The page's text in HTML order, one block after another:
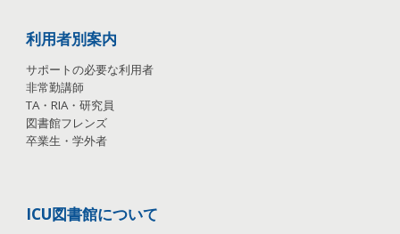
利用者別案内
サポートの必要な利用者
非常勤講師
TA・RIA・研究員
図書館フレンズ
卒業生・学外者
ICU図書館について